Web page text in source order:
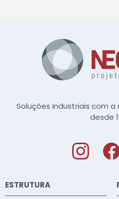
Soluções Industriais com
desde
ESTRUTURA